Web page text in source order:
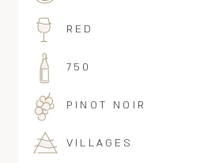
RED
750
PINOT NOIR
VILLAGES